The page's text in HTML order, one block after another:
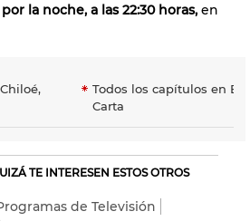
la noche, a las 22:30 horas, en
Todos los capítulos en
Carta
TE INTERESEN ESTOS OTROS
de Televisión